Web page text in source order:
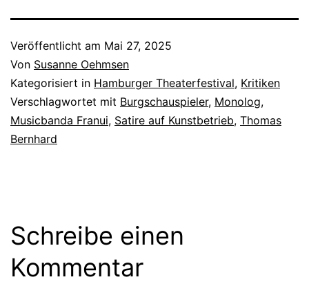
Veröffentlicht am Mai 27, 2025
Von Susanne Oehmsen
Kategorisiert in Hamburger Theaterfestival, Kritiken
Verschlagwortet mit Burgschauspieler, Monolog,
Musicbanda Franui, Satire auf Kunstbetrieb, Thomas
Bernhard
Schreibe einen
Kommentar